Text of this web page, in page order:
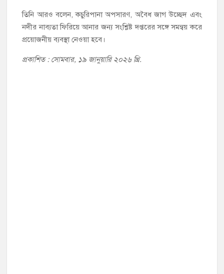
তিনি আরও বলেন, কচুরিপানা অপসারণ, অবৈধ জাগ উচ্ছেদ এবং
নদীর নাব্যতা ফিরিয়ে আনার জন্য সংশ্লিষ্ট দপ্তরের সঙ্গে সমন্বয় করে
প্রয়োজনীয় ব্যবস্থা নেওয়া হবে।
প্রকাশিত : সোমবার, ১৯ জানুয়ারি ২০২৬ খ্রি.